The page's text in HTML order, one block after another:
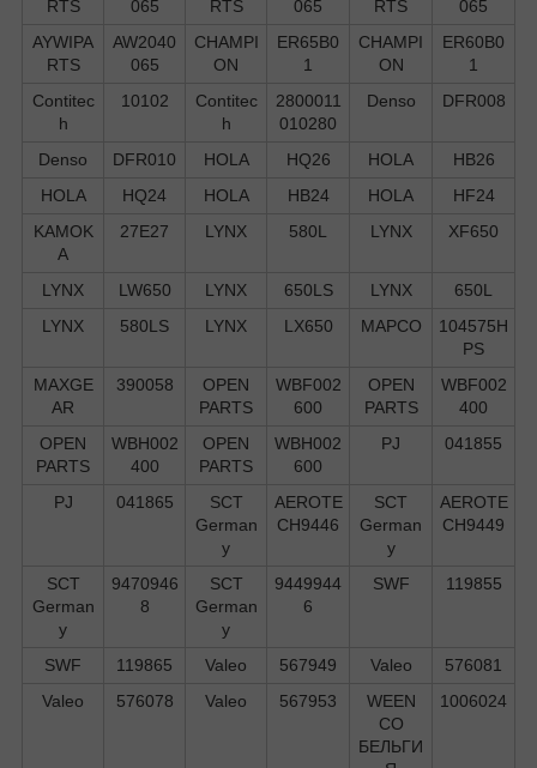
RTS 065 RTS 065 RTS
065
AYWIPA
RTS
AW2040
065
CHAMPI
ON
ER65B0
1
CHAMPI
ON
ER60B0
1
Contitec
h
10102
Contitec
h
2800011
010280
Denso DFR008
Denso DFR010 HOLA HQ26 HOLA
HB26
HOLA
HQ24 HOLA HB24 HOLA
HF24
KAMOK
A
27E27 LYNX 580L LYNX XF650
LYNX LW650 LYNX 650LS LYNX
650L
LYNX
580LS LYNX LX650 MAPCO
104575H
PS
MAXGE
AR
390058
OPEN
PARTS
WBF002
600
OPEN
PARTS
WBF002
400
OPEN
PARTS
WBH002
400
OPEN
PARTS
WBH002
600
PJ 041855
PJ 041865
SCT
German
y
AEROTE
CH9446
SCT
German
y
AEROTE
CH9449
SCT
German
y
9470946
8
SCT
German
y
9449944
6
SWF 119855
SWF 119865 Valeo 567949 Valeo
576081
Valeo
576078 Valeo 567953
WEEN
CO
БЕЛЬГИ
1006024